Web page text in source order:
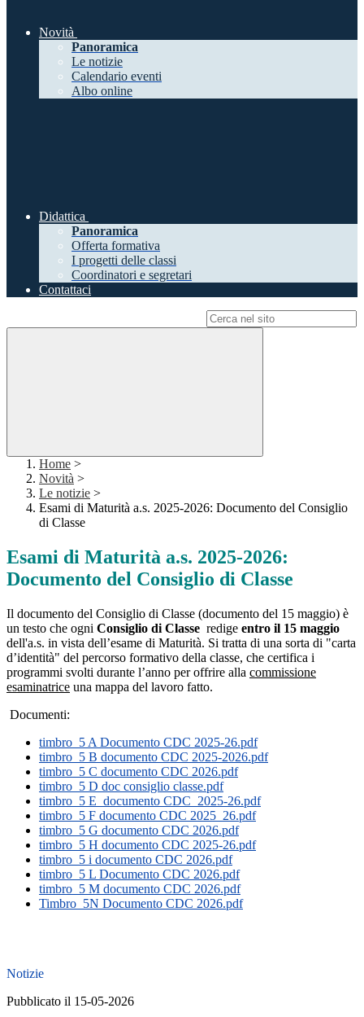
Novità
Panoramica
Le notizie
Calendario eventi
Albo online
Didattica
Panoramica
Offerta formativa
I progetti delle classi
Coordinatori e segretari
Contattaci
Home >
Novità >
Le notizie >
Esami di Maturità a.s. 2025-2026: Documento del Consiglio
di Classe
Esami di Maturità a.s. 2025-2026:
Documento del Consiglio di Classe
Il documento del Consiglio di Classe (documento del 15 maggio) è
un testo che ogni Consiglio di Classe redige entro il 15 maggio
dell'a.s. in vista dell’esame di Maturità. Si tratta di una sorta di "carta
d’identità" del percorso formativo della classe, che certifica i
programmi svolti durante l’anno per offrire alla commissione
esaminatrice una mappa del lavoro fatto.
Documenti:
timbro_5 A Documento CDC 2025-26.pdf
timbro_5 B documento CDC 2025-2026.pdf
timbro_5 C documento CDC 2026.pdf
timbro_5 D doc consiglio classe.pdf
timbro_5 E_documento CDC_2025-26.pdf
timbro_5 F documento CDC 2025_26.pdf
timbro_5 G documento CDC 2026.pdf
timbro_5 H documento CDC 2025-26.pdf
timbro_5 i documento CDC 2026.pdf
timbro_5 L Documento CDC 2026.pdf
timbro_5 M documento CDC 2026.pdf
Timbro_5N Documento CDC 2026.pdf
Notizie
Pubblicato il 15-05-2026